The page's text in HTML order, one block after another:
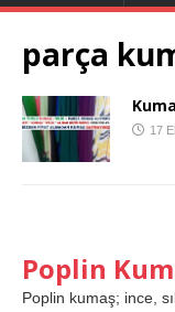
parça
17
Poplin
Poplin kumaş; ince,